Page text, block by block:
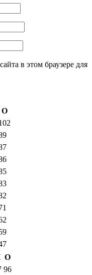
в этом браузере для
О
О
96